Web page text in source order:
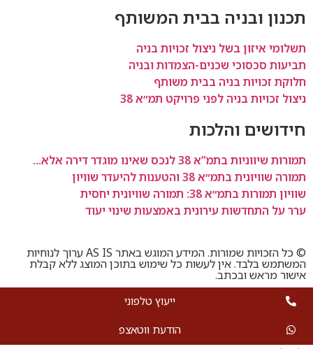
תכנון ובניה בבית המשותף
תשלומי איזון בשל ניצול זכויות בניה
תביעות סכסוכי שכנים-הצמדות ובניה
חלוקת זכויות בניה בבית משותף
ניצול זכויות בניה לפני פרויקט תמ״א 38
חידושים והלכות
תמורות שיווניות בתמ”א 38 לנכס שאינו מוגדר דירה אלא...
תמורה שוויונית בתמ״א 38 והטענות להיעדר שוויון
שוויון תמורות בתמ״א 38: תמורה שוויונית יחסית
ערר על התחדשות עירונית באמצעות שינוי יעוד
© כל הזכויות שמורות. המידע המוגש באתר AS IS ערוך לנוחיות
המשתמש בלבד. אין לעשות כל שימוש בתוכן המוצג ללא קבלת
אישור מראש ובכתב.
ייעוץ טלפוני
הודעת ווטאצפ